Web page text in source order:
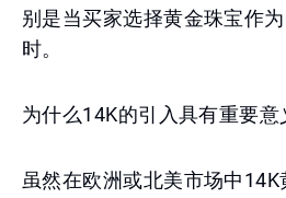
别是当买家选择黄金珠宝作
时。
为什么14K的引入具有重要意
虽然在欧洲或北美市场中